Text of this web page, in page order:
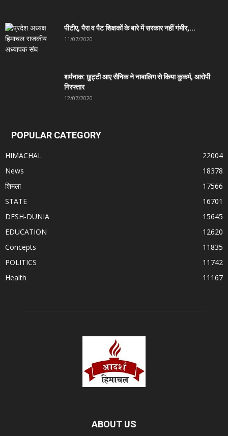
पीटीए, पैरा व पैट शिक्षकों के बारे में सरकार नहीं गंभीर,...
11/07/2020
शर्मनाक: छुट्टी आए सैनिक ने नाबालिग से किया कुकर्म, आरोपी
गिरफ्तार
12/07/2020
POPULAR CATEGORY
HIMACHAL
22004
News
18378
शिमला
17566
STATE
16701
DESH-DUNIA
15645
EDUCATION
12620
Concepts
11835
POLITICS
11742
Health
11167
ABOUT US